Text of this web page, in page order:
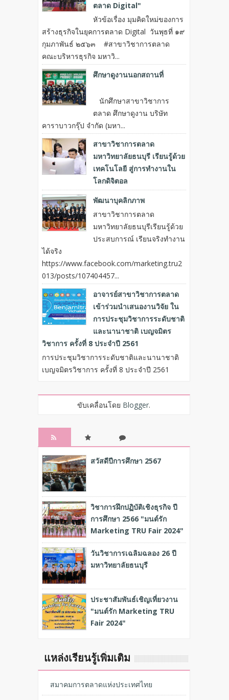
ตลาด Digital"
หัวข้อเรื่อง มุมคิดใหม่ของการ
สร้างธุรกิจในยุคการตลาด Digital วันพุธที่ ๑๙
กุมภาพันธ์ ๒๕๖๓ #สาขาวิชาการตลาด
คณะบริหารธุรกิจ มหาวิ...
ศึกษาดูงานนอกสถานที่
นักศึกษาสาขาวิชาการ
ตลาด ศึกษาดูงาน บริษัท
คาราบาวกรุ๊ป จำกัด (มหา...
สาขาวิชาการตลาด
มหาวิทยาลัยธนบุรี เรียนรู้ด้วย
เทคโนโลยี สู่การทำงานใน
โลกดิจิตอล
พัฒนาบุคลิกภาพ
สาขาวิชาการตลาด
มหาวิทยาลัยธนบุรีเรียนรู้ด้วย
ประสบการณ์ เรียนจริงทำงาน
ได้จริง
https://www.facebook.com/marketing.tru2
013/posts/107404457...
อาจารย์สาขาวิชาการตลาด
เข้าร่วมนำเสนองานวิจัย ใน
การประชุมวิชาการระดับชาติ
และนานาชาติ เบญจมิตร
วิชาการ ครั้งที่ 8 ประจำปี 2561
การประชุมวิชาการระดับชาติและนานาชาติ
เบญจมิตรวิชาการ ครั้งที่ 8 ประจำปี 2561
ขับเคลื่อนโดย Blogger.
RECENT
POPULA
COMME
NT
สวัสดีปีการศึกษา 2567
วิชาการฝึกปฏิบัติเชิงธุรกิจ ปี
การศึกษา 2566 "มนต์รัก
Marketing TRU Fair 2024"
วันวิชาการเฉลิมฉลอง 26 ปี
มหาวิทยาลัยธนบุรี
ประชาสัมพันธ์เชิญเที่ยวงาน
"มนต์รัก Marketing TRU
Fair 2024"
แหล่งเรียนรู้เพิ่มเติม
สมาคมการตลาดแห่งประเทศไทย